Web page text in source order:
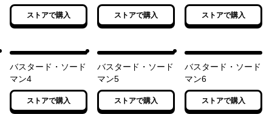
ストアで購入 ストアで購入 ストアで購入
バスタード・ソード
マン4
ストアで購入
バスタード・ソード
マン5
ストアで購入
バスタード・ソード
マン6
ストアで購入